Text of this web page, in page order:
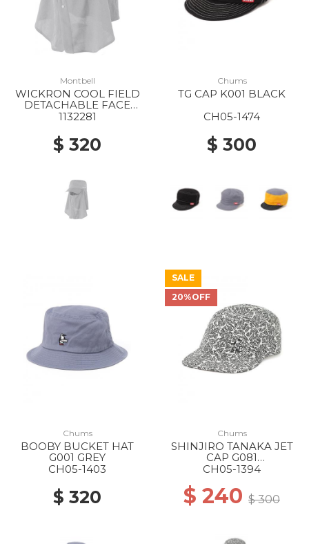
Montbell
WICKRON COOL FIELD
DETACHABLE FACE
SHADE WORK CAP LGY
1132281
$ 320
Chums
TG CAP K001 BLACK
CH05-1474
$ 300
Chums
BOOBY BUCKET HAT
G001 GREY
CH05-1403
$ 320
SALE
20%OFF
Chums
SHINJIRO TANAKA JET
CAP G081
MONOCHROME
CH05-1394
$ 240 $ 300